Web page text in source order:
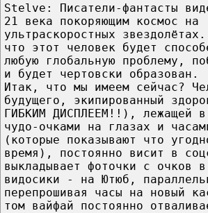
Stelve: Писатели-фантасты
21 века покоряющим космос на
ультраскоростных
что этот человек будет
любую глобальную проблему,
и будет чертовски образован.
Итак, что мы имеем сейчас?
будущего, экипированный
ГИБКИМ ДИСПЛЕЕМ!!), лежащей
чудо-очками на глазах и
(которые показывают что
время), постоянно висит в
выкладывает фоточки с очков
видосики - на Ютюб,
перепрошивая часы на новый
том вайфай постоянно